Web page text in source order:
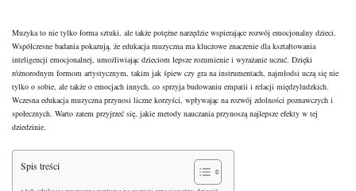
Muzyka to nie tylko forma sztuki, ale także potężne narzędzie wspierające rozwój emocjonalny dzieci.
Współczesne badania pokazują, że edukacja muzyczna ma kluczowe znaczenie dla kształtowania
inteligencji emocjonalnej, umożliwiając dzieciom lepsze rozumienie i wyrażanie uczuć. Dzięki
różnorodnym formom artystycznym, takim jak śpiew czy gra na instrumentach, najmłodsi uczą się nie
tylko o sobie, ale także o emocjach innych, co sprzyja budowaniu empatii i relacji międzyludzkich.
Wczesna edukacja muzyczna przynosi liczne korzyści, wpływając na rozwój zdolności poznawczych i
społecznych. Warto zatem przyjrzeć się, jakie metody nauczania przynoszą najlepsze efekty w tej
dziedzinie.
Spis treści